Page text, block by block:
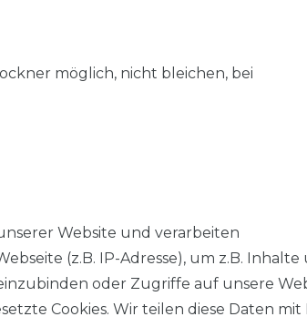
möglich, nicht bleichen, bei
Website und verarbeiten
(z.B. IP-Adresse), um z.B. Inhalte
oder Zugriffe auf unsere
Cookies. Wir teilen diese Daten mit